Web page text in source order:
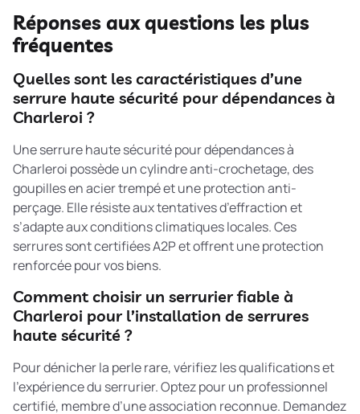
Réponses aux questions les plus
fréquentes
Quelles sont les caractéristiques d’une
serrure haute sécurité pour dépendances à
Charleroi ?
Une serrure haute sécurité pour dépendances à
Charleroi possède un cylindre anti-crochetage, des
goupilles en acier trempé et une protection anti-
perçage. Elle résiste aux tentatives d’effraction et
s’adapte aux conditions climatiques locales. Ces
serrures sont certifiées A2P et offrent une protection
renforcée pour vos biens.
Comment choisir un serrurier fiable à
Charleroi pour l’installation de serrures
haute sécurité ?
Pour dénicher la perle rare, vérifiez les qualifications et
l’expérience du serrurier. Optez pour un professionnel
certifié, membre d’une association reconnue. Demandez